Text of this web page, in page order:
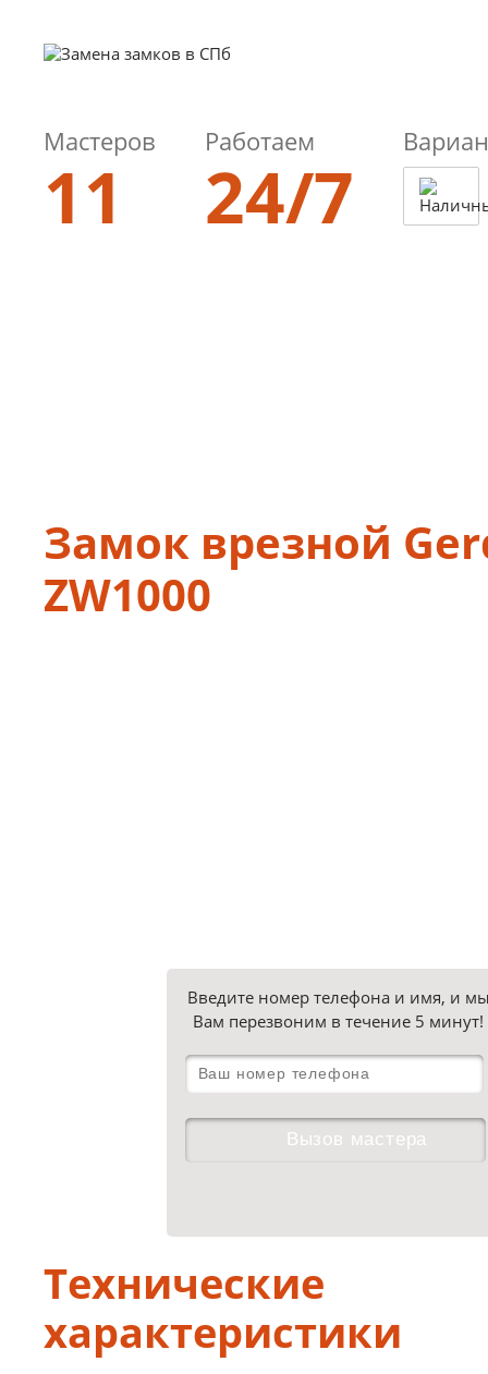
Мастеров
11
Работаем
24/7
Замок врезной
ZW1000
Введите номер телефона и имя, и
Вам перезвоним в течение 5 минут!
Технические
характеристики